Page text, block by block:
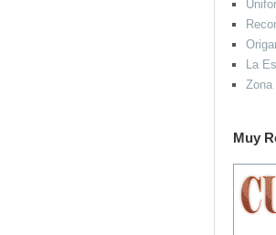
La
Zona
Muy